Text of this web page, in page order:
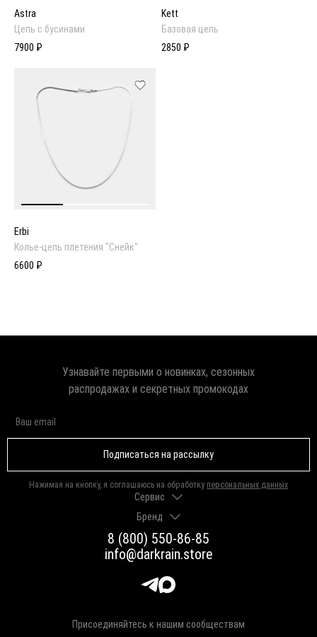
Astra
Цепь с бусинами
7900 ₽
Kett
Базовая цепь
2850 ₽
Erbi
Колье-цепь плетения "Снейк"
6600 ₽
8 (800) 550-86-85
info@darkrain.store
Присоединяйтесь к нашим сообществам
Сервис
Доставка и оплата
Гарантии и возврат
Как выбрать размер
Уход за украшениями
Яндекс Пэй
Долями
Бренд
О нас
Программа лояльности
Магазины
Узнавайте первыми о новинках, сезонных
распродажах и секретных промокодах
Подписаться на рассылку
Нажимая на кнопку, я соглашаюсь на обработку персональных данных